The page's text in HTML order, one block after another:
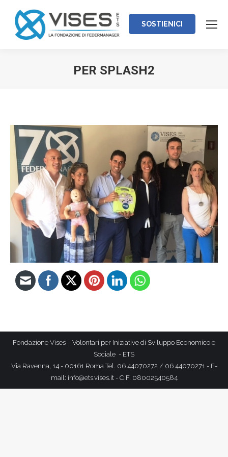
SOSTIENICI
PER SPLASH2
Fondazione Vises – Volontari per Iniziative di Sviluppo Economico e
Sociale - ETS
Via Ravenna, 14 - 00161 Roma Tel. 06 44070272 / 06 44070271 - E-
mail: info@ets.vises.it - C.F. 08002540584